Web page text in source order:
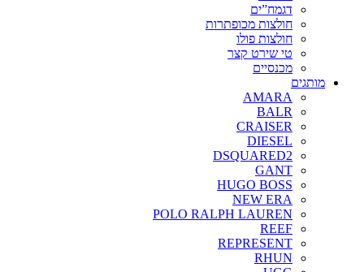
דגמח”ים
חולצות מכופתרות
חולצות פולו
טי שירט קצר
מכנסיים
מותגים
AMARA
BALR
CRAISER
DIESEL
DSQUARED2
GANT
HUGO BOSS
NEW ERA
POLO RALPH LAUREN
REEF
REPRESENT
RHUN